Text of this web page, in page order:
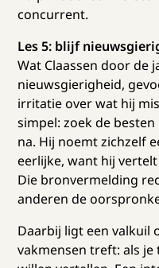
concurrent.
Les 5: blijf
Wat Claassen door de
nieuwsgierigheid,
irritatie over wat hij
simpel: zoek de
na. Hij noemt zichzelf
eerlijke, want hij
Die bronvermelding
anderen de
Daarbij ligt een valkuil
vakmensen treft: als je